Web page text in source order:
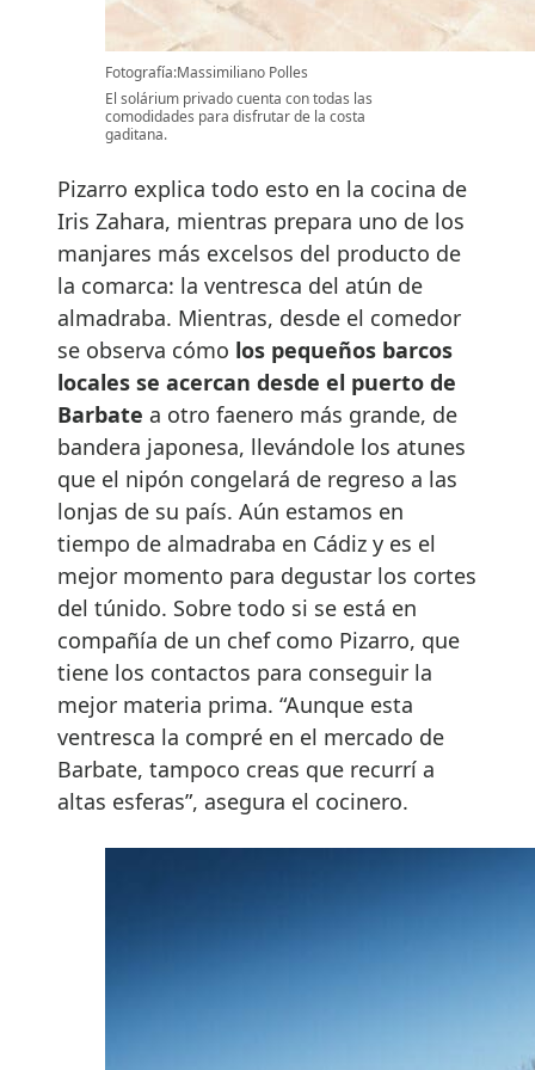
Fotografía:Massimiliano Polles
El solárium privado cuenta con todas las
comodidades para disfrutar de la costa
gaditana.
Pizarro explica todo esto en la cocina de
Iris Zahara, mientras prepara uno de los
manjares más excelsos del producto de
la comarca: la ventresca del atún de
almadraba. Mientras, desde el comedor
se observa cómo los pequeños barcos
locales se acercan desde el puerto de
Barbate a otro faenero más grande, de
bandera japonesa, llevándole los atunes
que el nipón congelará de regreso a las
lonjas de su país. Aún estamos en
tiempo de almadraba en Cádiz y es el
mejor momento para degustar los cortes
del túnido. Sobre todo si se está en
compañía de un chef como Pizarro, que
tiene los contactos para conseguir la
mejor materia prima. “Aunque esta
ventresca la compré en el mercado de
Barbate, tampoco creas que recurrí a
altas esferas”, asegura el cocinero.